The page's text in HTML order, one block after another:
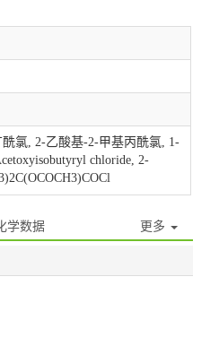
氯, 2-乙酸基-2-甲基丙酰氯, 1-
chloride, 2-
学数据 更多